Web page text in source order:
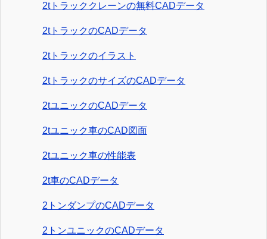
2tトラッククレーンの無料CADデータ
2tトラックのCADデータ
2tトラックのイラスト
2tトラックのサイズのCADデータ
2tユニックのCADデータ
2tユニック車のCAD図面
2tユニック車の性能表
2t車のCADデータ
2トンダンプのCADデータ
2トンユニックのCADデータ